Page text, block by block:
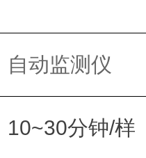
自动监测仪
10~30分钟/样